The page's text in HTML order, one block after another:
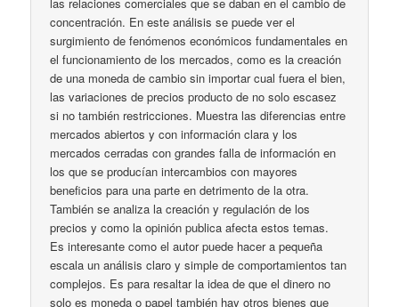
concentración. En este análisis se puede ver el
surgimiento de fenómenos económicos fundamentales en
el funcionamiento de los mercados, como es la creación
de una moneda de cambio sin importar cual fuera el bien,
las variaciones de precios producto de no solo escasez
si no también restricciones. Muestra las diferencias entre
mercados abiertos y con información clara y los
mercados cerradas con grandes falla de información en
los que se producían intercambios con mayores
beneficios para una parte en detrimento de la otra.
También se analiza la creación y regulación de los
precios y como la opinión publica afecta estos temas.
Es interesante como el autor puede hacer a pequeña
escala un análisis claro y simple de comportamientos tan
complejos. Es para resaltar la idea de que el dinero no
solo es moneda o papel también hay otros bienes que